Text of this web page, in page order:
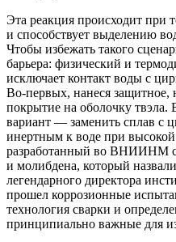
Эта реакция происходит при
и способствует выделению
Чтобы избежать такого
барьера: физический и
исключает контакт воды с
Во‑первых, нанеся
покрытие на оболочку твэла.
вариант — заменить сплав с
инертным к воде при
разработанный во ВНИИНМ
и молибдена, который
легендарного директора
прошел коррозионные
технология сварки и
принципиально важные для